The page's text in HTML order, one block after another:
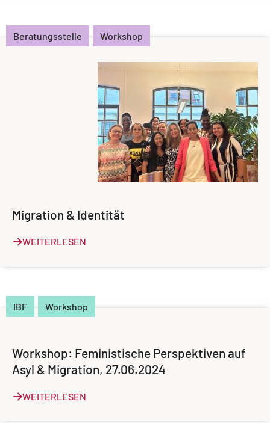
Beratungsstelle Workshop
Migration & Identität
WEITERLESEN
IBF Workshop
Workshop: Feministische Perspektiven auf
Asyl & Migration, 27.06.2024
WEITERLESEN